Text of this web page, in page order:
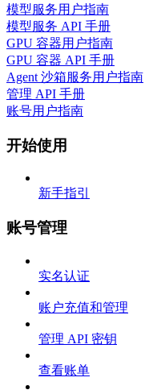
模型服务用户指南
模型服务 API 手册
GPU 容器用户指南
GPU 容器 API 手册
Agent 沙箱服务用户指南
管理 API 手册
账号用户指南
开始使用
新手指引
账号管理
实名认证
账户充值和管理
管理 API 密钥
查看账单